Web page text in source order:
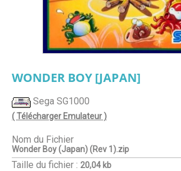
WONDER BOY [JAPAN]
Sega SG1000
( Télécharger Emulateur )
Nom du Fichier
Wonder Boy (Japan) (Rev 1).zip
Taille du fichier : 20,04 kb